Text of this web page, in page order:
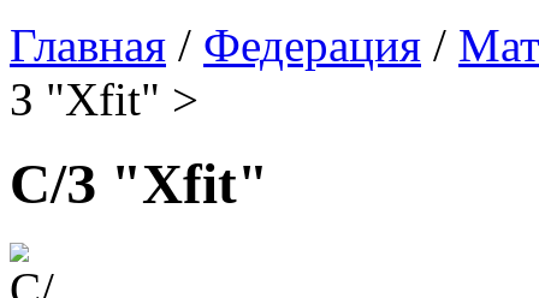
Главная / Федерация /
З "Xfit" >
С/З "Xfit"